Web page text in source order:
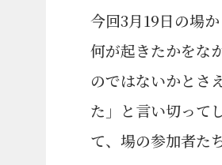
今回3月19日の場
何が起きたかをな
のではないかとさ
た」と言い切って
て、場の参加者た